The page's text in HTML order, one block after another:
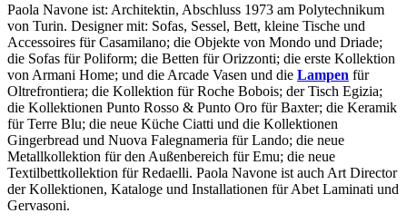
Paola Navone ist: Architektin, Abschluss 1973 am Polytechnikum
von Turin. Designer mit: Sofas, Sessel, Bett, kleine Tische und
Accessoires für Casamilano; die Objekte von Mondo und Driade;
die Sofas für Poliform; die Betten für Orizzonti; die erste Kollektion
von Armani Home; und die Arcade Vasen und die Lampen für
Oltrefrontiera; die Kollektion für Roche Bobois; der Tisch Egizia;
die Kollektionen Punto Rosso & Punto Oro für Baxter; die Keramik
für Terre Blu; die neue Küche Ciatti und die Kollektionen
Gingerbread und Nuova Falegnameria für Lando; die neue
Metallkollektion für den Außenbereich für Emu; die neue
Textilbettkollektion für Redaelli. Paola Navone ist auch Art Director
der Kollektionen, Kataloge und Installationen für Abet Laminati und
Gervasoni.